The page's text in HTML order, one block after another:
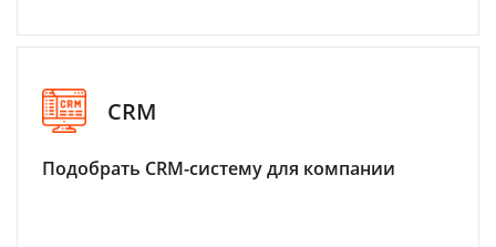
CRM
Подобрать CRM-систему для компании